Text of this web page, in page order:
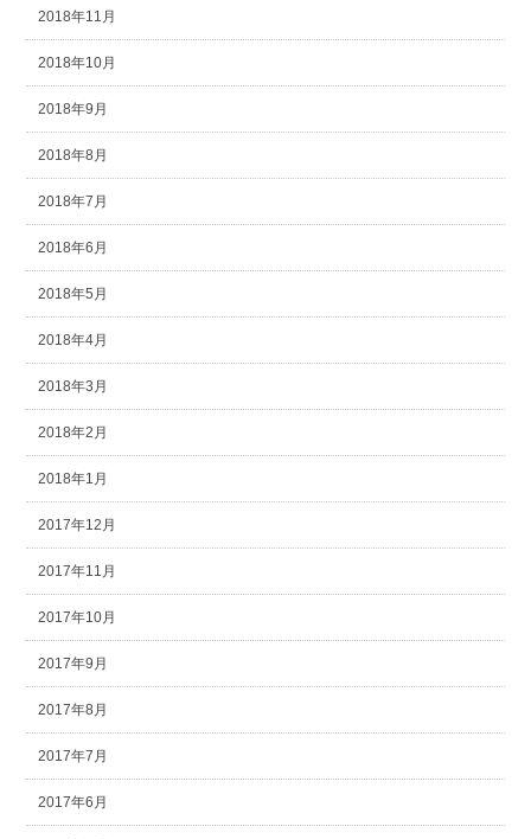
2018年11月
2018年10月
2018年9月
2018年8月
2018年7月
2018年6月
2018年5月
2018年4月
2018年3月
2018年2月
2018年1月
2017年12月
2017年11月
2017年10月
2017年9月
2017年8月
2017年7月
2017年6月